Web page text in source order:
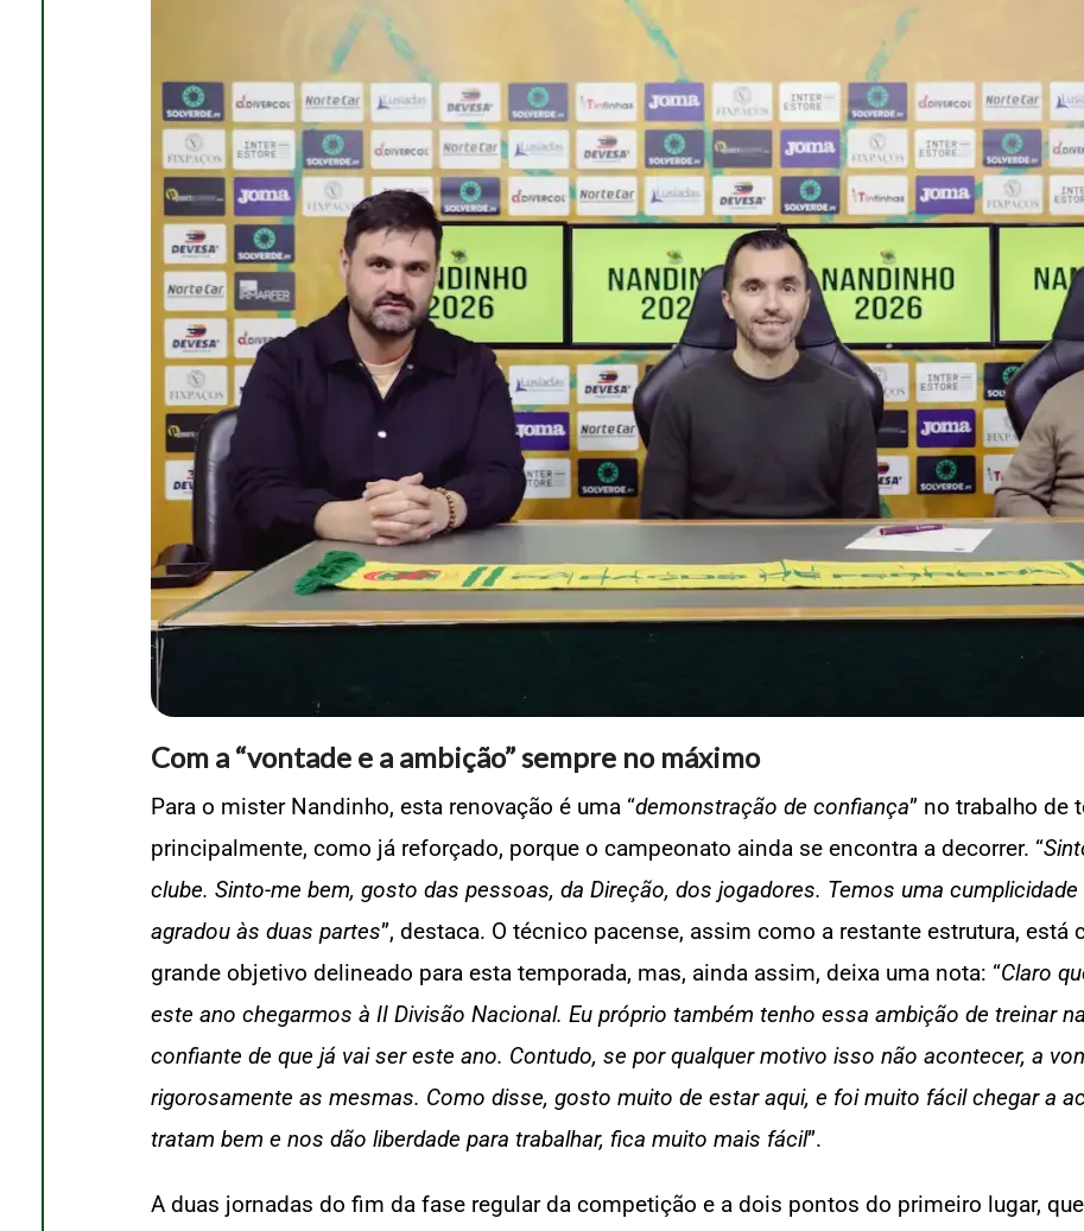
Com a “vontade e a ambição” sempre no máximo
Para o mister Nandinho, esta renovação é uma “demonstração de confiança” no trabalho de
principalmente, como já reforçado, porque o campeonato ainda se encontra a decorrer. “
clube. Sinto-me bem, gosto das pessoas, da Direção, dos jogadores. Temos uma
agradou às duas partes”, destaca. O técnico pacense, assim como a restante estrutura,
grande objetivo delineado para esta temporada, mas, ainda assim, deixa uma nota: “Claro
este ano chegarmos à II Divisão Nacional. Eu próprio também tenho essa ambição de treinar
confiante de que já vai ser este ano. Contudo, se por qualquer motivo isso não acontecer, a
rigorosamente as mesmas. Como disse, gosto muito de estar aqui, e foi muito fácil chegar a
tratam bem e nos dão liberdade para trabalhar, fica muito mais fácil”.
A duas jornadas do fim da fase regular da competição e a dois pontos do primeiro lugar,